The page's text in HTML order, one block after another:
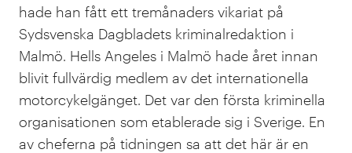
hade han fått ett tremånaders vikariat på
Sydsvenska Dagbladets kriminalredaktion i
Malmö. Hells Angeles i Malmö hade året innan
blivit fullvärdig medlem av det internationella
motorcykelgänget. Det var den första kriminella
organisationen som etablerade sig i Sverige. En
av cheferna på tidningen sa att det här är en